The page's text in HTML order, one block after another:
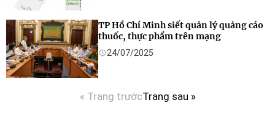
TP Hồ Chí Minh siết quản lý quảng cáo
thuốc, thực phẩm trên mạng
24/07/2025
« Trang trướcTrang sau »